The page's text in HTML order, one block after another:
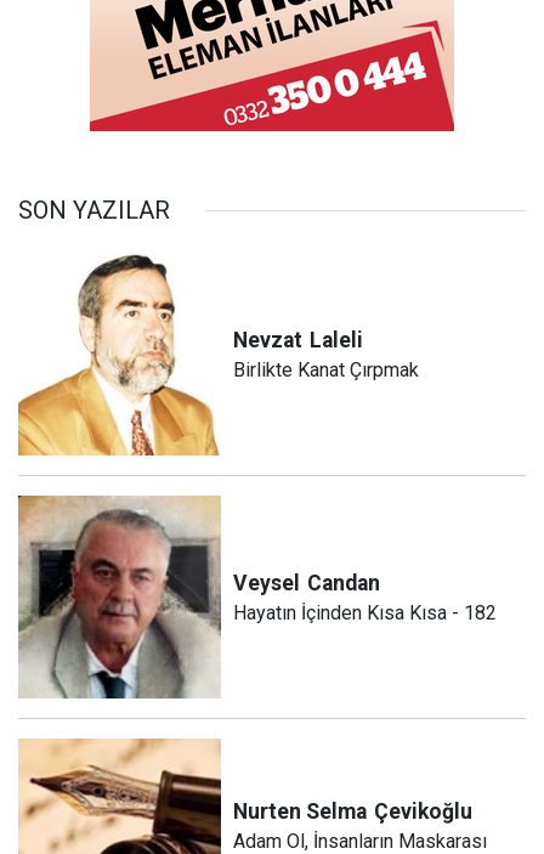
SON YAZILAR
Nevzat Laleli
Birlikte Kanat Çırpmak
Veysel Candan
Hayatın İçinden Kısa Kısa - 182
Nurten Selma Çevikoğlu
Adam Ol, İnsanların Maskarası